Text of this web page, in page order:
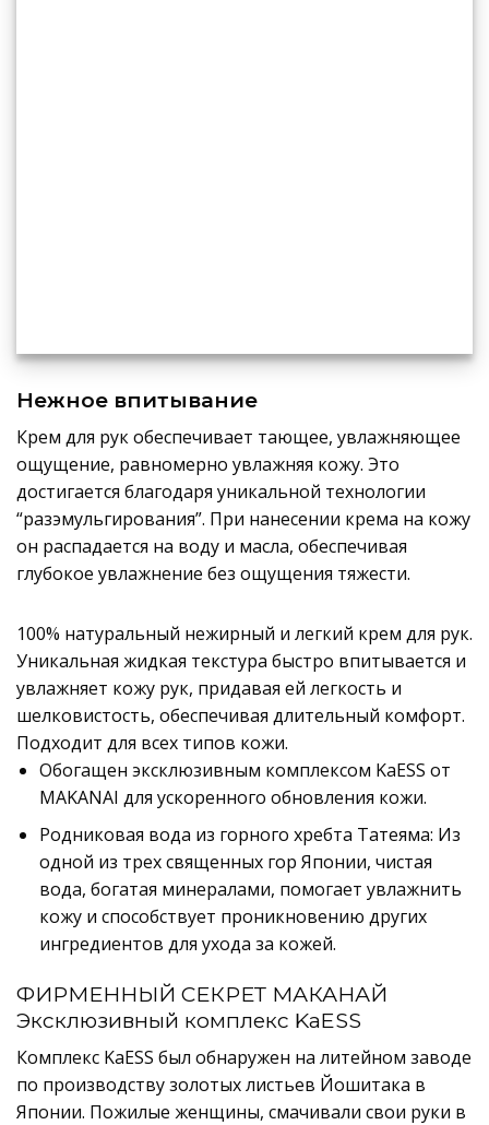
Нежное впитывание
Крем для рук обеспечивает тающее, увлажняющее
ощущение, равномерно увлажняя кожу. Это
достигается благодаря уникальной технологии
“разэмульгирования”. При нанесении крема на кожу
он распадается на воду и масла, обеспечивая
глубокое увлажнение без ощущения тяжести.
100% натуральный нежирный и легкий крем для рук.
Уникальная жидкая текстура быстро впитывается и
увлажняет кожу рук, придавая ей легкость и
шелковистость, обеспечивая длительный комфорт.
Подходит для всех типов кожи.
Обогащен эксклюзивным комплексом KaESS от
MAKANAI для ускоренного обновления кожи.
Родниковая вода из горного хребта Татеяма: Из
одной из трех священных гор Японии, чистая
вода, богатая минералами, помогает увлажнить
кожу и способствует проникновению других
ингредиентов для ухода за кожей.
ФИРМЕННЫЙ СЕКРЕТ МАКАНАЙ
Эксклюзивный комплекс KaESS
Комплекс KaESS был обнаружен на литейном заводе
по производству золотых листьев Йошитака в
Японии. Пожилые женщины, смачивали свои руки в